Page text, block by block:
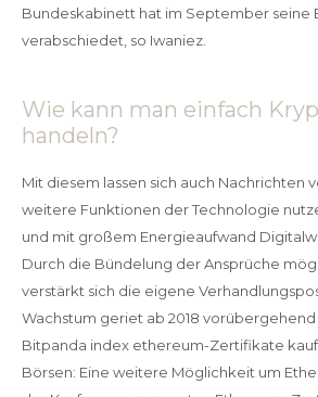
Bundeskabinett hat im September seine
verabschiedet, so Iwaniez.
Wie kann man einfach
handeln?
Mit diesem lassen sich auch Nachrichten
weitere Funktionen der Technologie
und mit großem Energieaufwand
Durch die Bündelung der Ansprüche
verstärkt sich die eigene
Wachstum geriet ab 2018 vorübergehend
Bitpanda index ethereum-Zertifikate
Börsen: Eine weitere Möglichkeit um